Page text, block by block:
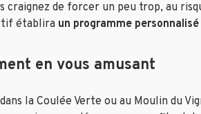
craignez de forcer un peu trop, au
établira un programme personnalisé
en vous amusant
la Coulée Verte ou au Moulin du